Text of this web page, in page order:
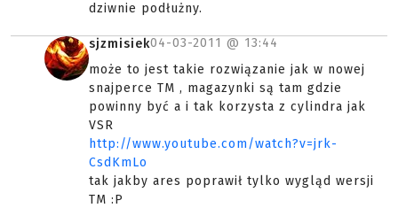
dziwnie podłużny.
sjzmisiek04-03-2011 @ 13:44
może to jest takie rozwiązanie jak w nowej
snajperce TM , magazynki są tam gdzie
powinny być a i tak korzysta z cylindra jak
VSR
http://www.youtube.com/watch?v=jrk-
CsdKmLo
tak jakby ares poprawił tylko wygląd wersji
TM :P